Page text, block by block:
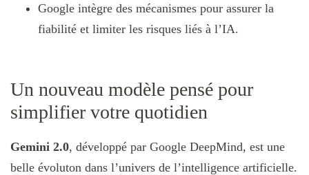
Google intègre des mécanismes pour assurer la
fiabilité et limiter les risques liés à l’IA.
Un nouveau modèle pensé pour
simplifier votre quotidien
Gemini 2.0, développé par Google DeepMind, est une
belle évoluton dans l’univers de l’intelligence artificielle.